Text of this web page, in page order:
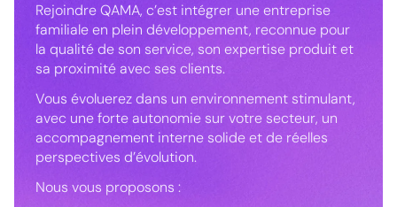
Rejoindre QAMA, c’est intégrer une entreprise
familiale en plein développement, reconnue pour
la qualité de son service, son expertise produit et
sa proximité avec ses clients.
Vous évoluerez dans un environnement stimulant,
avec une forte autonomie sur votre secteur, un
accompagnement interne solide et de réelles
perspectives d’évolution.
Nous vous proposons :